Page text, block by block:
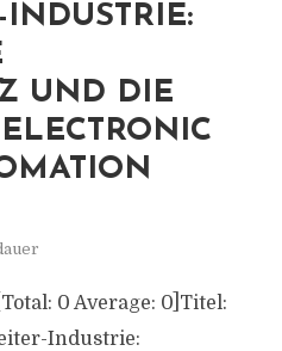
UND DIE
0 Average: 0]Titel:
Industrie: